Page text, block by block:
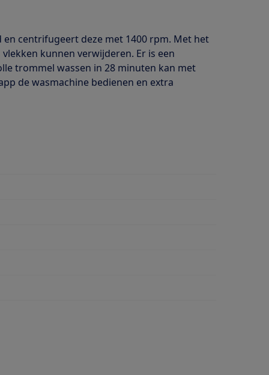
en centrifugeert deze met 1400 rpm. Met het
kunnen verwijderen. Er is een
trommel wassen in 28 minuten kan met
de wasmachine bedienen en extra